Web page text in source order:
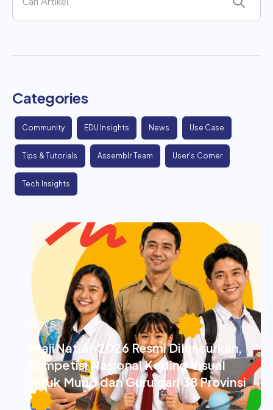
Categories
Community EDU Insights News Use Case
Tips & Tutorials Assemblr Team User's Corner
Tech Insights
NEWS
ImajiNation 2026 Resmi Diluncurkan,
Kompetisi Nasional Koding Visual
untuk Murid dan Guru dari 38 Provinsi